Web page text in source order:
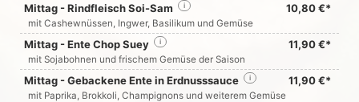
Mittag - Rindfleisch Soi-Sam 10,80 €*
i
mit Cashewnüssen, Ingwer, Basilikum und Gemüse
Mittag - Ente Chop Suey 11,90 €*
i
mit Sojabohnen und frischem Gemüse der Saison
Mittag - Gebackene Ente in Erdnusssauce 11,90 €*
i
mit Paprika, Brokkoli, Champignons und weiterem Gemüse